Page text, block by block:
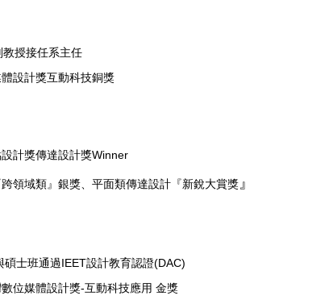
授接任系主任
設計獎互動科技銅獎
計獎傳達設計獎Winner
領域類』銀獎、平面類傳達設計『新銳大賞獎 』
碩士班通過IEET設計教育認證(DAC)
位媒體設計獎-互動科技應用 金獎